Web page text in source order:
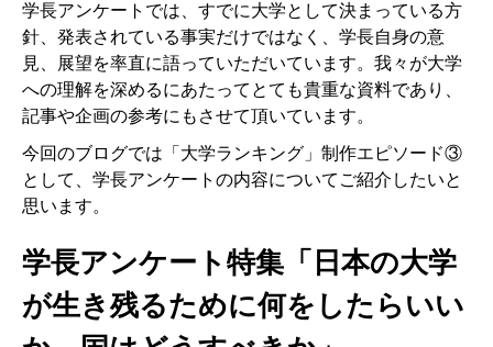
学長アンケートでは、すでに大学として決まっている方
針、発表されている事実だけではなく、学長自身の意
見、展望を率直に語っていただいています。我々が大学
への理解を深めるにあたってとても貴重な資料であり、
記事や企画の参考にもさせて頂いています。
今回のブログでは「大学ランキング」制作エピソード③
として、学長アンケートの内容についてご紹介したいと
思います。
学長アンケート特集「日本の大学
が生き残るために何をしたらいい